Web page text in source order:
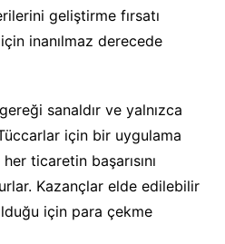
geliştirme fırsatı
inanılmaz derecede
sanaldır ve yalnızca
için bir uygulama
ticaretin başarısını
Kazançlar elde edilebilir
için para çekme